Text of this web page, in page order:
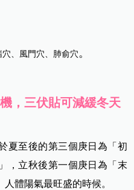
、風門穴、肺俞穴。
，三伏貼可減緩冬天
夏至後的第三個庚日為「初
，立秋後第一個庚日為「末
體陽氣最旺盛的時候。